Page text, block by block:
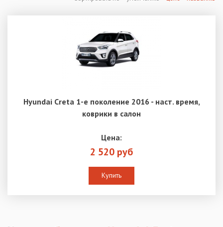
Hyundai Creta 1-е поколение 2016 - наст. время,
коврики в салон
Цена:
2 520 руб
Купить